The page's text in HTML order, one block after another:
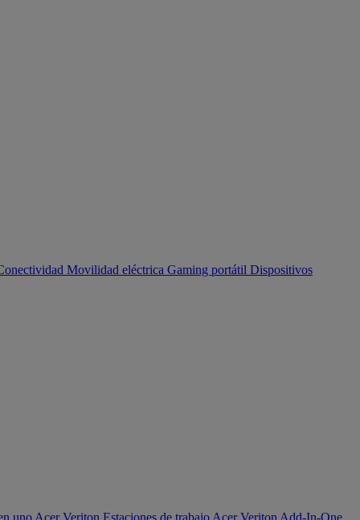
Movilidad eléctrica Gaming portátil Dispositivos
uno Acer Veriton Estaciones de trabajo Acer Veriton Add-In-One